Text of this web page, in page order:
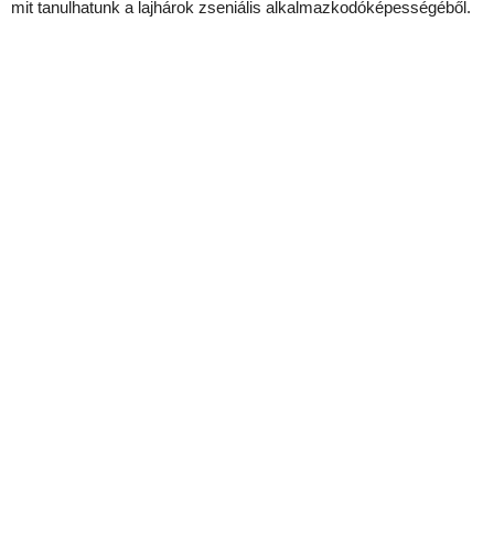
mit tanulhatunk a lajhárok zseniális alkalmazkodóképességéből.